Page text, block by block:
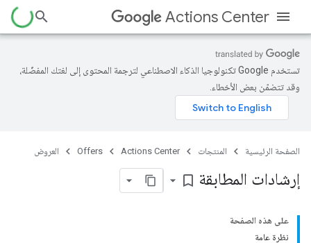
Actions Center
تستخدم Google تكنولوجيا الذكاء الاصطناعي لترجمة المحتوى إلى لغتك المفضّلة،
وقد تتضمّن بعض الأخطاء.
الصفحة الرئيسية المنتجات Actions Center
Offers العروض
إرشادات المطابقة bookmark_border
على هذه الصفحة
نظرة عامة